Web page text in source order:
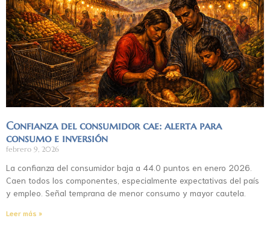
Confianza del consumidor cae: alerta para
consumo e inversión
febrero 9, 2026
La confianza del consumidor baja a 44.0 puntos en enero 2026.
Caen todos los componentes, especialmente expectativas del país
y empleo. Señal temprana de menor consumo y mayor cautela.
Leer más »